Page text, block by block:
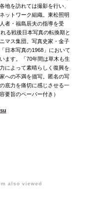
地を訪れては撮影を行い、
ットワーク組織。東松照明
者・福島辰夫の指導を受
る戦後日本写真の転換期と
マス集団。写真史家・金子
日本写真の1968」において
ます。「70年間は草木も生
によって素晴らしく復興を
への不満を描写。匿名の写
底力を痛切に感じさせる一
要旨のペーパー付き）
also viewed